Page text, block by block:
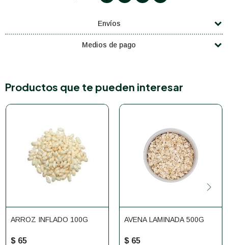
Envíos
Medios de pago
Productos que te pueden interesar
ARROZ INFLADO 100G
$ 65
AVENA LAMINADA 500G
$ 65